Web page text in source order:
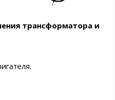
трансформатора и